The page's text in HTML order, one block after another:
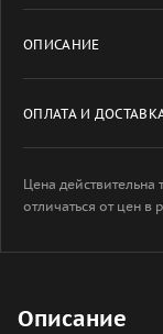
ОПИСАНИЕ
ОПЛАТА И
Цена действительна
отличаться от цен в
Описание